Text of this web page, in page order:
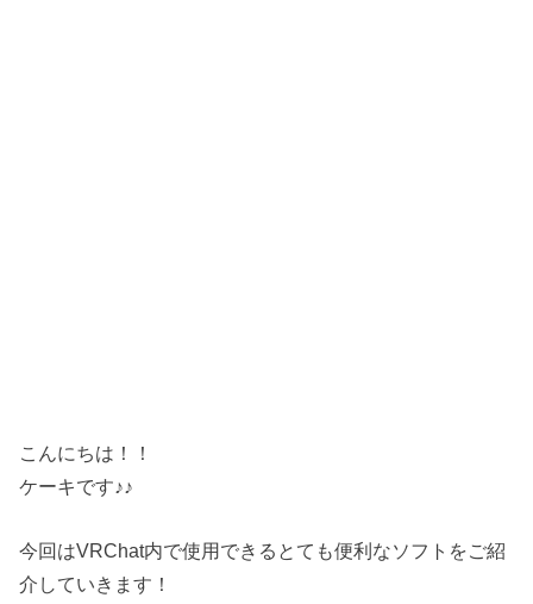
こんにちは！！
ケーキです♪♪
今回はVRChat内で使用できるとても便利なソフトをご紹
介していきます！